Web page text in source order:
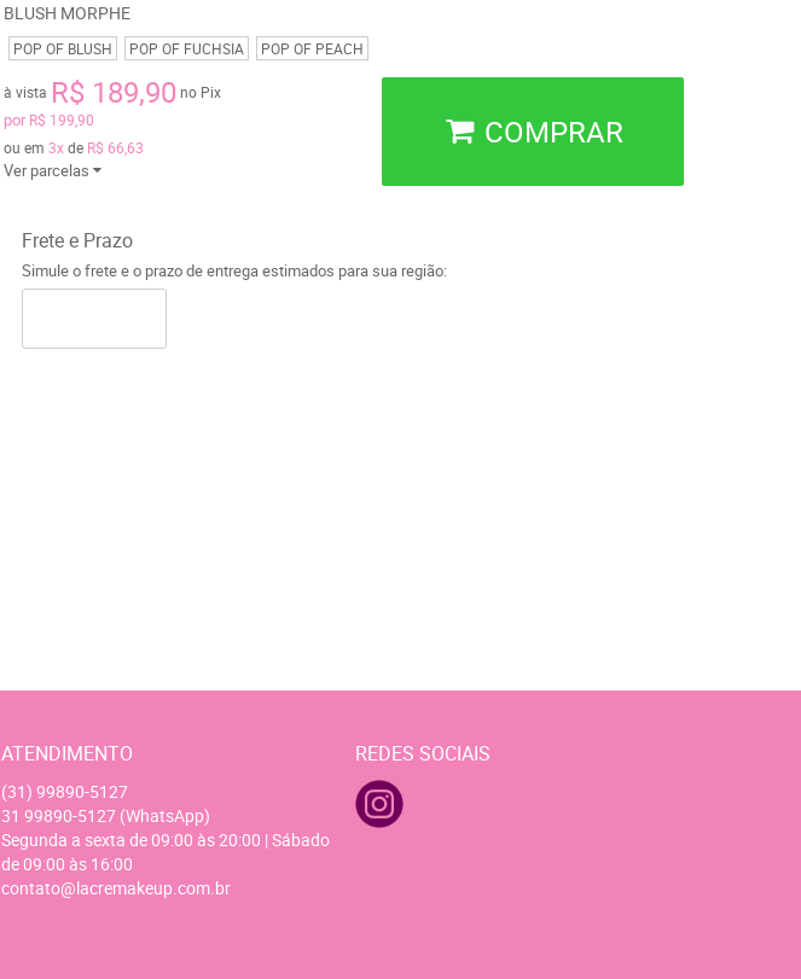
BLUSH MORPHE
POP OF BLUSH POP OF FUCHSIA POP OF PEACH
à vista R$ 189,90 no Pix
por R$ 199,90
ou em 3xde R$ 66,63
Ver parcelas
COMPRAR
Frete e Prazo
Simule o frete e o prazo de entrega estimados para sua região:
ATENDIMENTO
(31) 99890-5127
31 99890-5127 (WhatsApp)
Segunda a sexta de 09:00 às 20:00 | Sábado
de 09:00 às 16:00
contato@lacremakeup.com.br
REDES SOCIAIS